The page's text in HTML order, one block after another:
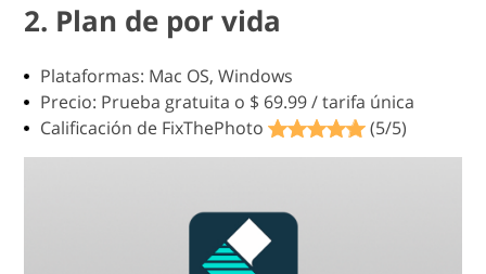
2. Plan de por vida
Plataformas: Mac OS, Windows
Precio: Prueba gratuita o $ 69.99 / tarifa única
Calificación de FixThePhoto
(5/5)